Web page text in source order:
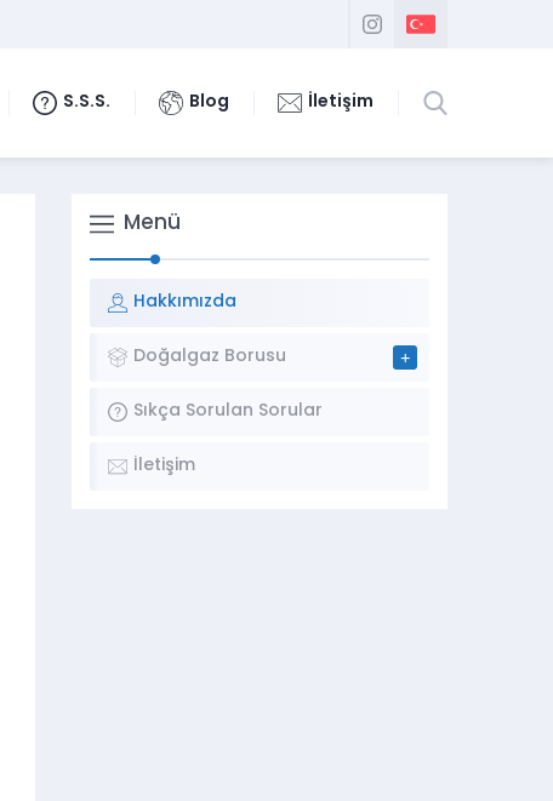
S.S.S. Blog İletişim
Menü
Hakkımızda
Doğalgaz Borusu
Sıkça Sorulan Sorular
İletişim